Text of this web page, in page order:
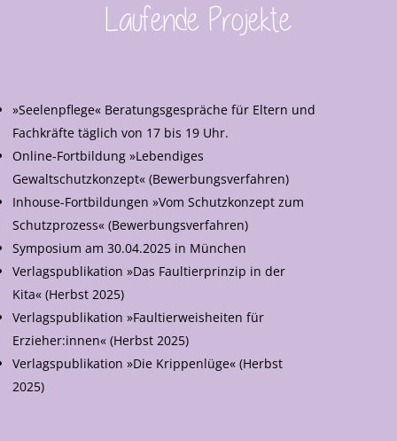
Laufende Projekte
»Seelenpflege« Beratungsgespräche für Eltern und
Fachkräfte täglich von 17 bis 19 Uhr.
Online-Fortbildung »Lebendiges
Gewaltschutzkonzept« (Bewerbungsverfahren)
Inhouse-Fortbildungen »Vom Schutzkonzept zum
Schutzprozess« (Bewerbungsverfahren)
Symposium am 30.04.2025 in München
Verlagspublikation »Das Faultierprinzip in der
Kita« (Herbst 2025)
Verlagspublikation »Faultierweisheiten für
Erzieher:innen« (Herbst 2025)
Verlagspublikation »Die Krippenlüge« (Herbst
2025)